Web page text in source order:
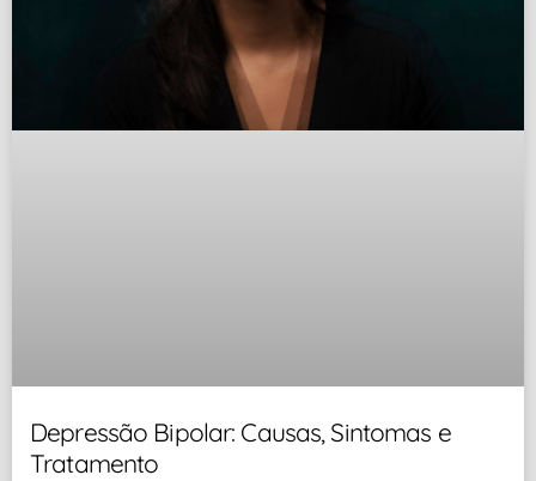
Depressão Bipolar: Causas, Sintomas e
Tratamento